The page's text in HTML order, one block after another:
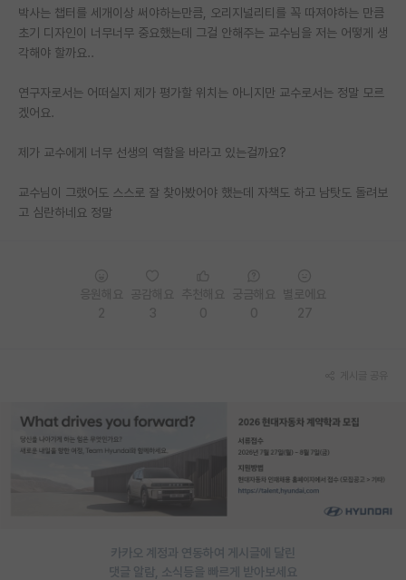
박사는 챕터를 세개이상 써야하는만큼, 오리지널리티를 꼭 따져야하는 만큼
초기 디자인이 너무너무 중요했는데 그걸 안해주는 교수님을 저는 어떻게 생
각해야 할까요..
연구자로서는 어떠실지 제가 평가할 위치는 아니지만 교수로서는 정말 모르
겠어요.
제가 교수에게 너무 선생의 역할을 바라고 있는걸까요?
교수님이 그랬어도 스스로 잘 찾아봤어야 했는데 자책도 하고 남탓도 돌려보
고 심란하네요 정말
카카오 계정과 연동하여 게시글에 달린
댓글 알람, 소식등을 빠르게 받아보세요